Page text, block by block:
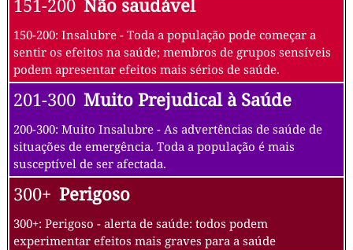
151-200 Não saudável
150-200: Insalubre - Toda a população pode começar a
sentir os efeitos na saúde; membros de grupos sensíveis
podem apresentar efeitos mais sérios de saúde.
201-300 Muito Prejudical à Saúde
200-300: Muito Insalubre - As advertências de saúde de
situações de emergência. Toda a população é mais
susceptível de ser afectada.
300+ Perigoso
300+: Perigoso - alerta de saúde: todos podem
experimentar efeitos mais graves para a saúde